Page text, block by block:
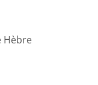
Hèbre